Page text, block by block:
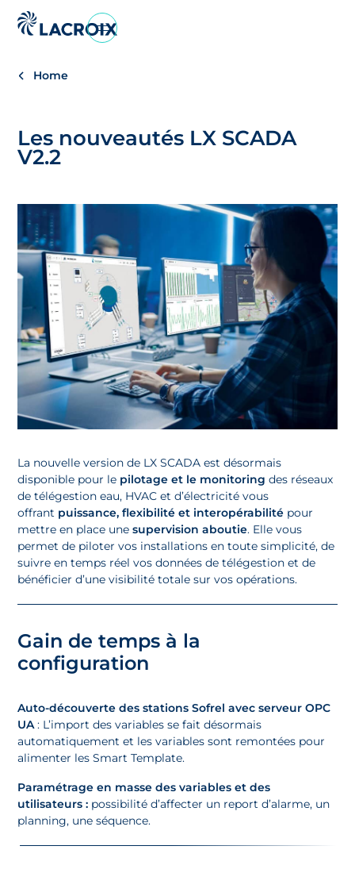
Aller
contenu
page
Home
Les nouveautés LX SCADA
V2.2
La nouvelle version de LX SCADA est désormais
disponible pour le pilotage et le monitoring des réseaux
de télégestion eau, HVAC et d’électricité vous
offrant puissance, flexibilité et interopérabilité pour
mettre en place unesupervision aboutie. Elle vous
permet de piloter vos installations en toute simplicité, de
suivre en temps réel vos données de télégestion et de
bénéficier d’une visibilité totale sur vos opérations.
Gain de temps à la
configuration
Auto-découverte des stations Sofrel avec serveur OPC
UA​ : L’import des variables se fait désormais
automatiquement et les variables sont remontées pour
alimenter les Smart Template.​
Paramétrage en masse des variables et des
utilisateurs : possibilité d’affecter un report d’alarme, un
planning, une séquence.